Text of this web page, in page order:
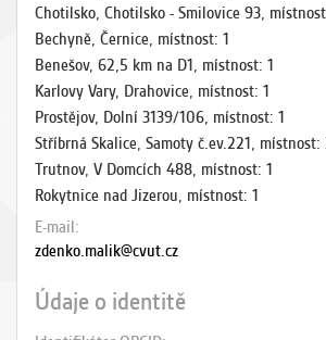
Chotilsko, Chotilsko - Smilovice 93,
Bechyně, Černice, místnost: 1
Benešov, 62,5 km na D1, místnost: 1
Karlovy Vary, Drahovice, místnost: 1
Prostějov, Dolní 3139/106, místnost: 1
Stříbrná Skalice, Samoty č.ev.221, místnost:
Trutnov, V Domcích 488, místnost: 1
Rokytnice nad Jizerou, místnost: 1
E-mail
zdenko.malik@cvut.cz
Údaje o identitě